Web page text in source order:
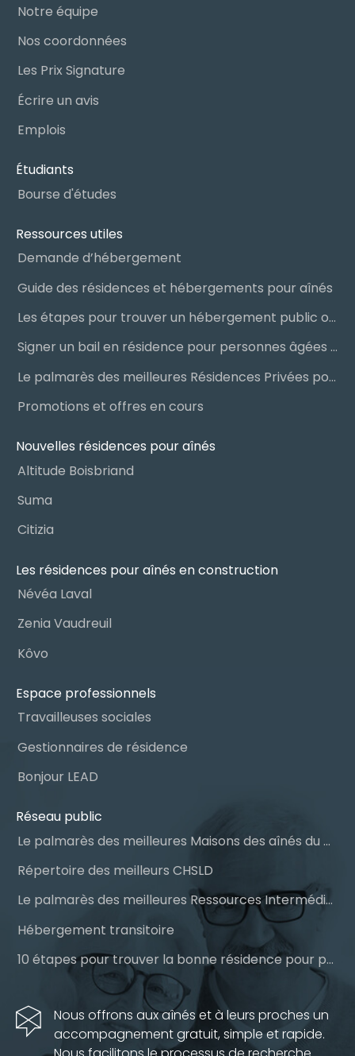
Notre équipe
Nos coordonnées
Les Prix Signature
Écrire un avis
Emplois
Étudiants
Bourse d'études
Ressources utiles
Demande d’hébergement
Guide des résidences et hébergements pour aînés
Les étapes pour trouver un hébergement public ou privé
Signer un bail en résidence pour personnes âgées (RPA) : ce qu’il faut savoir
Le palmarès des meilleures Résidences Privées pour Aînés (RPA)
Promotions et offres en cours
Nouvelles résidences pour aînés
Altitude Boisbriand
Suma
Citizia
Les résidences pour aînés en construction
Névéa Laval
Zenia Vaudreuil
Kôvo
Espace professionnels
Travailleuses sociales
Gestionnaires de résidence
Bonjour LEAD
Réseau public
Le palmarès des meilleures Maisons des aînés du Québec
Répertoire des meilleurs CHSLD
Le palmarès des meilleures Ressources Intermédiaires (RI)
Hébergement transitoire
10 étapes pour trouver la bonne résidence pour personnes âgées
Nous offrons aux aînés et à leurs proches un
accompagnement gratuit, simple et rapide.